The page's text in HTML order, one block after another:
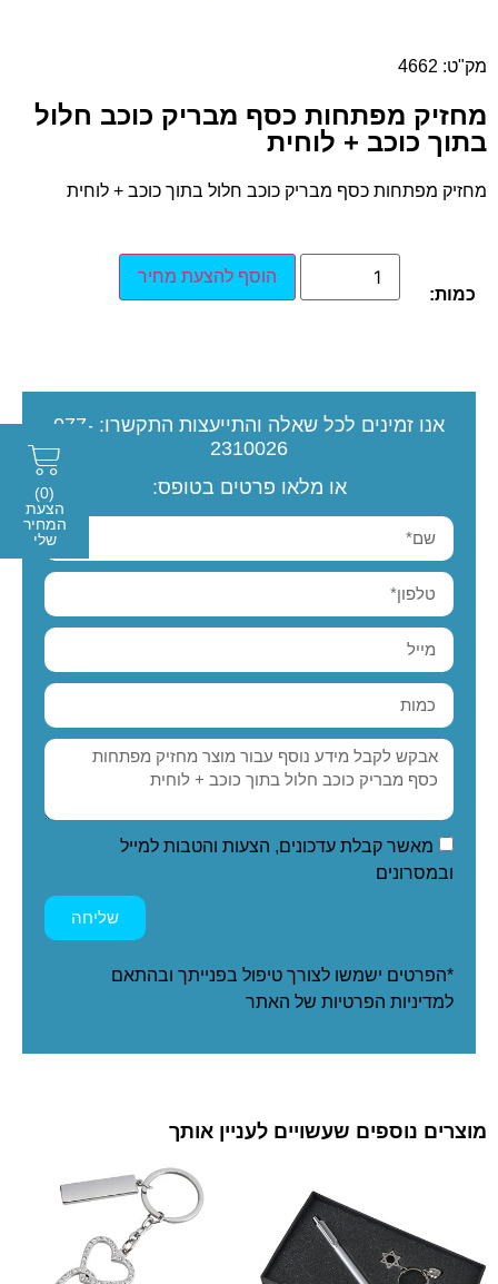
מק"ט: 4662
מחזיק מפתחות כסף מבריק כוכב חלול
בתוך כוכב + לוחית
מחזיק מפתחות כסף מבריק כוכב חלול בתוך כוכב + לוחית
כמות:
הוסף להצעת מחיר
אנו זמינים לכל שאלה והתייעצות התקשרו: 077-
2310026
או מלאו פרטים בטופס:
מאשר קבלת עדכונים, הצעות והטבות למייל
ובמסרונים
שליחה
*הפרטים ישמשו לצורך טיפול בפנייתך ובהתאם
למדיניות הפרטיות של האתר
מוצרים נוספים שעשויים לעניין אותך
(0)
הצעת
המחיר
שלי